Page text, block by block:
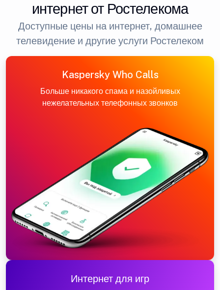
интернет от Ростелекома
Доступные цены на интернет, домашнее
телевидение и другие услуги Ростелеком
Kaspersky Who Calls
Больше никакого спама и назойливых
нежелательных телефонных звонков
Интернет для игр